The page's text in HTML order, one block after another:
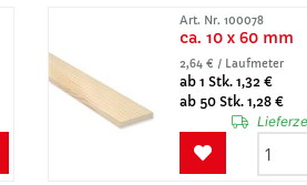
Art. Nr. 100078
ca. 10 x 60 mm
2,64 € / Laufmeter
ab 1 Stk. 1,32 €
ab 50 Stk. 1,28 €